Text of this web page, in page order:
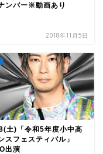
ンバー※動画あり
2018年11月5日
土)「令和5年度小中高
スフェスティバル」
出演